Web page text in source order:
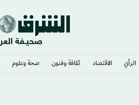
الرأي الاقتصاد ثقافة وفنون صحة وعلوم